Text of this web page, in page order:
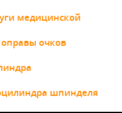
медицинской
очков
шпинделя